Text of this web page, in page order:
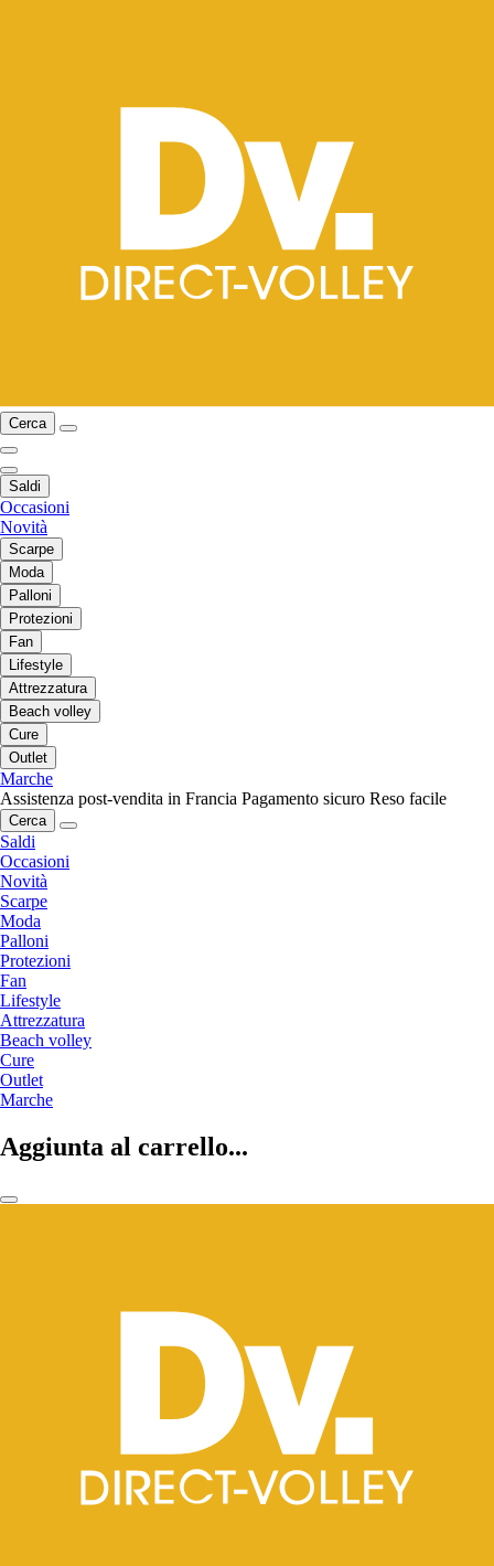
Cerca
Saldi
Occasioni
Novità
Scarpe
Moda
Palloni
Protezioni
Fan
Lifestyle
Attrezzatura
Beach volley
Cure
Outlet
Marche
Assistenza post-vendita in Francia Pagamento sicuro Reso facile
Cerca
Saldi
Occasioni
Novità
Scarpe
Moda
Palloni
Protezioni
Fan
Lifestyle
Attrezzatura
Beach volley
Cure
Outlet
Marche
Aggiunta al carrello...